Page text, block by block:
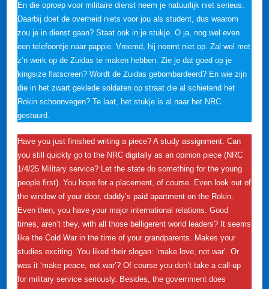
En die oproep voor militaire dienst neem je natuurlijk niet serieus.
Daarbij doet de overheid niets voor jou als student, dus waarom
zou je in dienst gaan? Staat ook in je stukje. O ja, nog wel even
een telefoontje naar pappie. Vreemd, hij neemt niet op. Zal wel met
z’n werk op de Zuidas te maken hebben. Zie je dat goed op je
kingsize flatscreen? Wordt de Zuidas gebombardeerd? En wie zijn
die in het zwart geklede soldaten op straat die al schietend het
Rokin schoonvegen? Te laat, het stukje is al naar het NRC
gestuurd.
Have you just finished writing a piece? A study assignment. Can
you still quickly go to the NRC digitally as an opinion piece (NRC
1/4/25 Military service? Let the state do something for the young
people first). You hope for a placement, of course. Even look out of
the window of your door, daddy’s paid apartment on the Rokin.
Even then, you have your major international relations. Good
times, aren’t they, with all those belligerent world leaders? It seems
like the Cold War in the time of your grandparents. Makes your
studies exciting. You liked their slogan: ‘make love, not war’. Or
was it ‘make peace, not war’? Of course you don’t take a call-up
for military service seriously. Besides, the government does